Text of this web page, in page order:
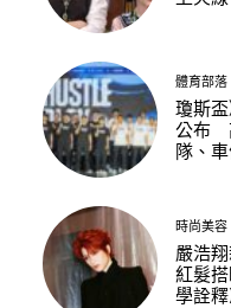
體育部落
瓊斯
公布
隊、
時尚美容
嚴浩
紅髮
學詮